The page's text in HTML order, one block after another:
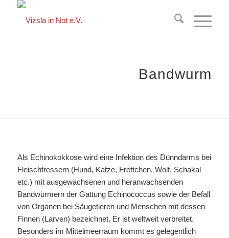
Bandwurm
Als Echinokokkose wird eine Infektion des Dünndarms bei
Fleischfressern (Hund, Katze, Frettchen, Wolf, Schakal
etc.) mit ausgewachsenen und heranwachsenden
Bandwürmern der Gattung Echinococcus sowie der Befall
von Organen bei Säugetieren und Menschen mit dessen
Finnen (Larven) bezeichnet. Er ist weltweit verbreitet.
Besonders im Mittelmeerraum kommt es gelegentlich